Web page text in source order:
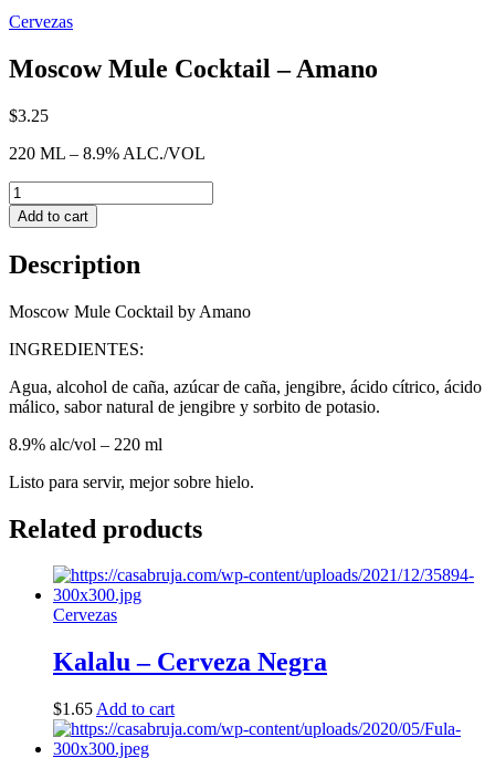
Cervezas
Moscow Mule Cocktail – Amano
$3.25
220 ML – 8.9% ALC./VOL
Quantity
Add to cart
Description
Moscow Mule Cocktail by Amano
INGREDIENTES:
Agua, alcohol de caña, azúcar de caña, jengibre, ácido cítrico, ácido
málico, sabor natural de jengibre y sorbito de potasio.
8.9% alc/vol – 220 ml
Listo para servir, mejor sobre hielo.
Related products
Cervezas
Kalalu – Cerveza Negra
$1.65 Add to cart